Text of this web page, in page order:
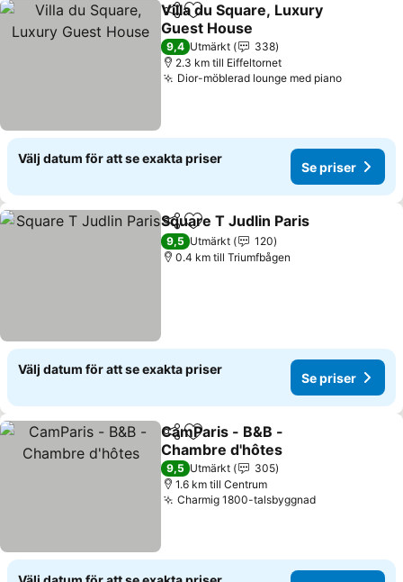
Dela Lägg till i Mina Favoriter
Villa du Square, Luxury
Guest House
Se priser
9,4 Utmärkt
338
2.3 km till Eiffeltornet
Dior-möblerad lounge med pianoSe priser
Välj datum för att se exakta priser
Se priser
Dela Lägg till i Mina Favoriter
Square T Judlin Paris
9,5 Utmärkt
120
0.4 km till Triumfbågen
Välj datum för att se exakta priser
Se priser
Dela Lägg till i Mina Favoriter
CamParis - B&B -
Chambre d'hôtes
Se priser
9,5 Utmärkt
305
1.6 km till Centrum
Charmig 1800-talsbyggnadSe priser